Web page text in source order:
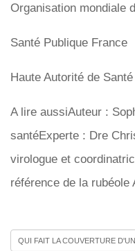
Organisation mondiale
Santé Publique France
Haute Autorité de Santé
A lire aussiAuteur :
santéExperte : Dre
virologue et
référence de la rubéole
QUI FAIT LA COUVERTURE